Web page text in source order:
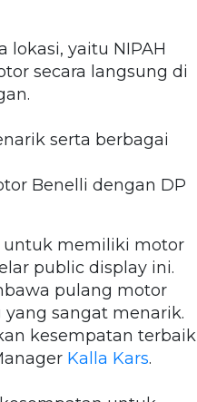
yaitu NIPAH
secara langsung di
serta berbagai
Benelli dengan DP
untuk memiliki motor
public display ini.
pulang motor
sangat menarik.
kesempatan terbaik
Kalla Kars.